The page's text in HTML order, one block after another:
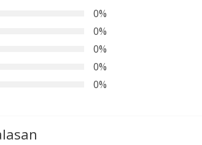
0%
0%
0%
0%
0%